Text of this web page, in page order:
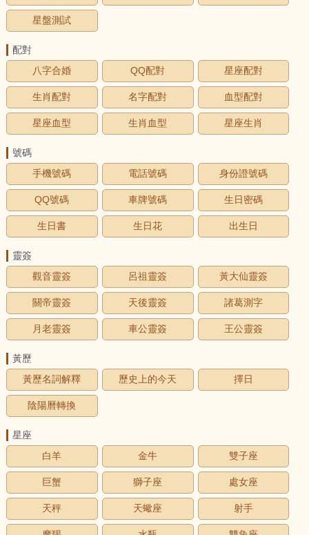
星盤測試
配對
八字合婚
QQ配對 星座配對
生肖配對 名字配對 血型配對
星座血型 生肖血型 星座生肖
號碼
手機號碼
電話號碼 身份證號碼
QQ號碼 車牌號碼 生日密碼
生日書 生日花 出生日
靈簽
觀音靈簽
呂祖靈簽 黃大仙靈簽
關帝靈簽 天後靈簽 諸葛測字
月老靈簽 車公靈簽 王公靈簽
黃歷
黃歷名詞解釋
歷史上的今天 擇日
陰陽曆轉換
星座
白羊
金牛 雙子座
巨蟹 獅子座 處女座
天秤 天蠍座 射手